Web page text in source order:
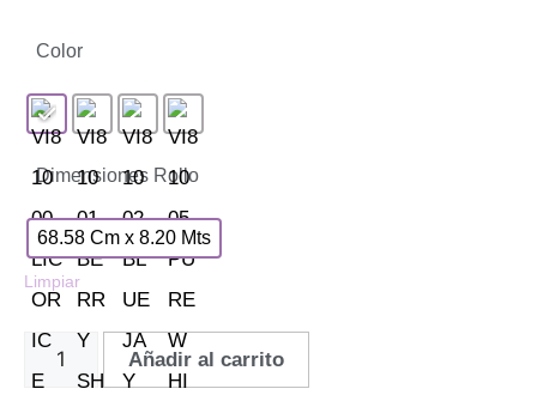
Color
Dimensiones Rollo
68.58 Cm x 8.20 Mts
Limpiar
Añadir al carrito